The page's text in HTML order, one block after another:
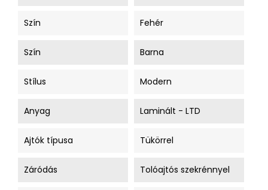
Szín Fehér
Szín Barna
Stílus Modern
Anyag Laminált - LTD
Ajtók típusa Tükörrel
Záródás Tolóajtós szekrénnyel